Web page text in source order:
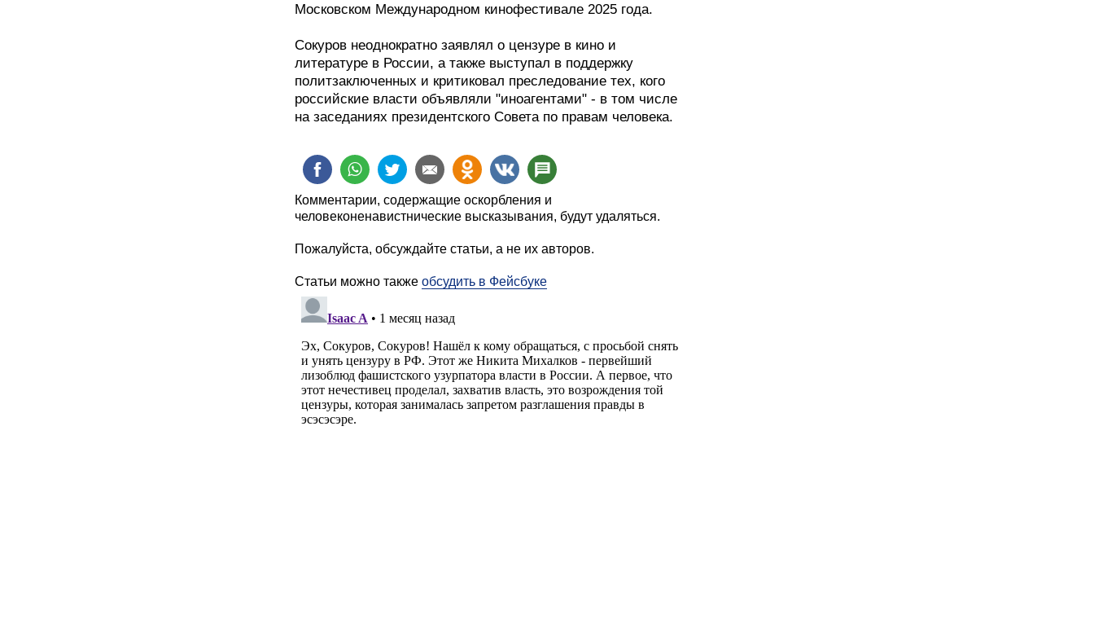
Московском Международном кинофестивале 2025 года.
Сокуров неоднократно заявлял о цензуре в кино и
литературе в России, а также выступал в поддержку
политзаключенных и критиковал преследование тех, кого
российские власти объявляли "иноагентами" - в том числе
на заседаниях президентского Совета по правам человека.
Комментарии, содержащие оскорбления и
человеконенавистнические высказывания, будут удаляться.
Пожалуйста, обсуждайте статьи, а не их авторов.
Статьи можно также обсудить в Фейсбуке